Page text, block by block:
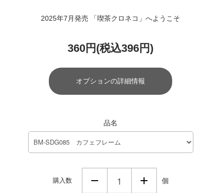
2025年7月発売 「喫茶クロネコ」へようこそ
360円(税込396円)
オプションの詳細情報
品名
購入数 個